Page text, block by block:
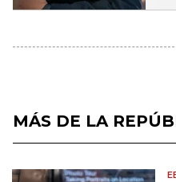
MÁS DE LA